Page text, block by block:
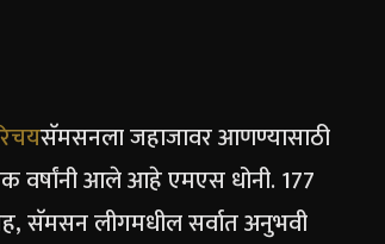
सॅमसनला जहाजावर आणण्यासाठी
वर्षांनी आले आहेएमएस धोनी. 177
सॅमसन लीगमधील सर्वात अनुभवी